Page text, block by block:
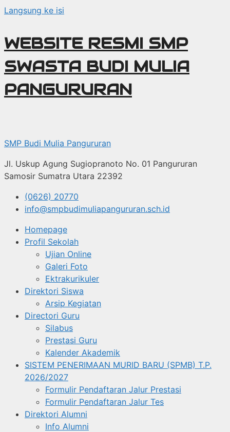
Langsung ke isi
WEBSITE RESMI SMP
SWASTA BUDI MULIA
PANGURURAN
SMP Budi Mulia Pangururan
Jl. Uskup Agung Sugiopranoto No. 01 Pangururan
Samosir Sumatra Utara 22392
(0626) 20770
info@smpbudimuliapangururan.sch.id
Homepage
Profil Sekolah
Ujian Online
Galeri Foto
Ektrakurikuler
Direktori Siswa
Arsip Kegiatan
Directori Guru
Silabus
Prestasi Guru
Kalender Akademik
SISTEM PENERIMAAN MURID BARU (SPMB) T.P.
2026/2027
Formulir Pendaftaran Jalur Prestasi
Formulir Pendaftaran Jalur Tes
Direktori Alumni
Info Alumni